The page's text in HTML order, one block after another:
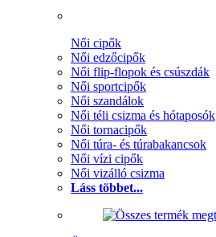
Női cipők
Női edzőcipők
Női flip-flopok és csúszdák
Női sportcipők
Női szandálok
Női téli csizma és hótaposók
Női tornacipők
Női túra- és túrabakancsok
Női vízi cipők
Női vizálló csizma
Láss többet...